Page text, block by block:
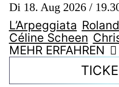
Di 18. Aug 2026 /
L’Arpeggiata
Céline Scheen
MEHR ERFAHREN